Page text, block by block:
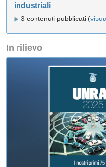
industriali
3 contenuti pubblicati (
In rilievo